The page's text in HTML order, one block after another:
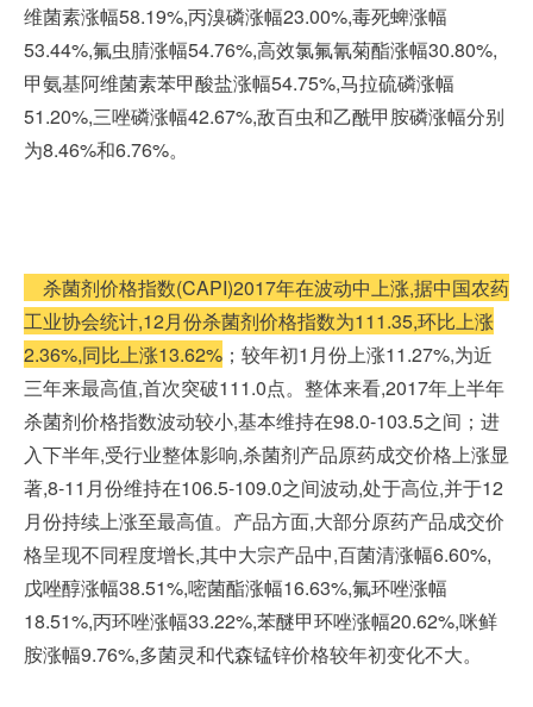
维菌素涨幅58.19%,丙溴磷涨幅23.00%,毒死蜱涨幅
53.44%,氟虫腈涨幅54.76%,高效氯氟氰菊酯涨幅30.80%,
甲氨基阿维菌素苯甲酸盐涨幅54.75%,马拉硫磷涨幅
51.20%,三唑磷涨幅42.67%,敌百虫和乙酰甲胺磷涨幅分别
为8.46%和6.76%。
杀菌剂价格指数(CAPI)2017年在波动中上涨,据中国农药
工业协会统计,12月份杀菌剂价格指数为111.35,环比上涨
2.36%,同比上涨13.62% ；较年初1月份上涨11.27%,为近
三年来最高值,首次突破111.0点。整体来看,2017年上半年
杀菌剂价格指数波动较小,基本维持在98.0-103.5之间；进
入下半年,受行业整体影响,杀菌剂产品原药成交价格上涨显
著,8-11月份维持在106.5-109.0之间波动,处于高位,并于12
月份持续上涨至最高值。产品方面,大部分原药产品成交价
格呈现不同程度增长,其中大宗产品中,百菌清涨幅6.60%,
戊唑醇涨幅38.51%,嘧菌酯涨幅16.63%,氟环唑涨幅
18.51%,丙环唑涨幅33.22%,苯醚甲环唑涨幅20.62%,咪鲜
胺涨幅9.76%,多菌灵和代森锰锌价格较年初变化不大。